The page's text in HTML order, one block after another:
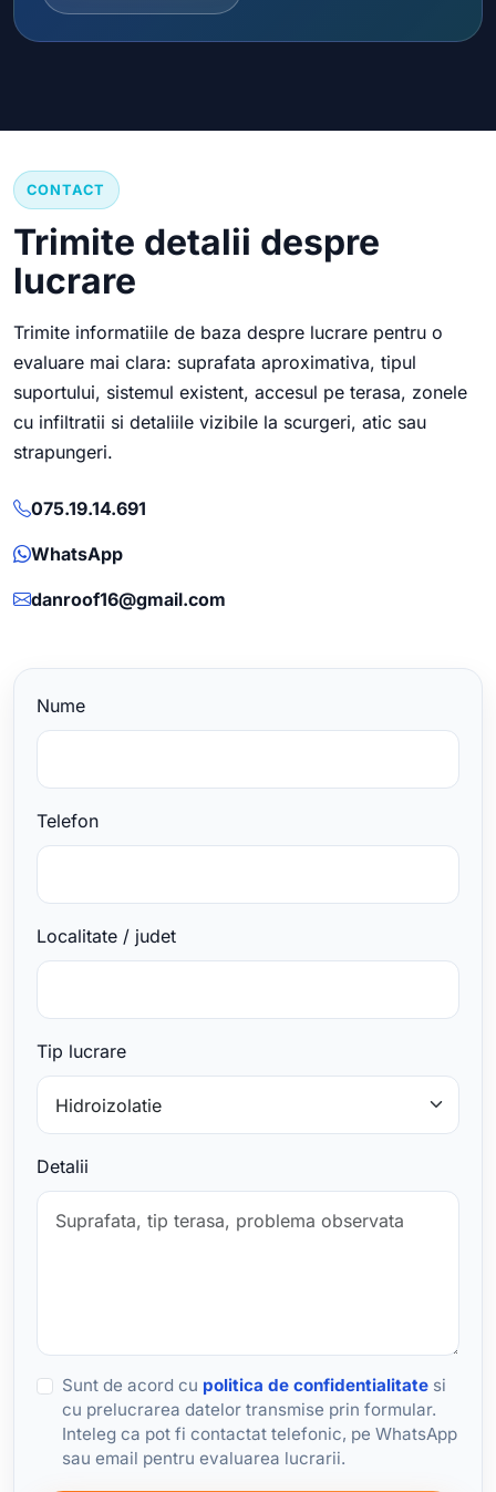
CONTACT
Trimite detalii despre
lucrare
Trimite informatiile de baza despre lucrare pentru o
evaluare mai clara: suprafata aproximativa, tipul
suportului, sistemul existent, accesul pe terasa, zonele
cu infiltratii si detaliile vizibile la scurgeri, atic sau
strapungeri.
075.19.14.691
WhatsApp
danroof16@gmail.com
Nume
Telefon
Localitate / judet
Tip lucrare
Detalii
Sunt de acord cu politica de confidentialitatesi
cu prelucrarea datelor transmise prin formular.
Inteleg ca pot fi contactat telefonic, pe WhatsApp
sau email pentru evaluarea lucrarii.